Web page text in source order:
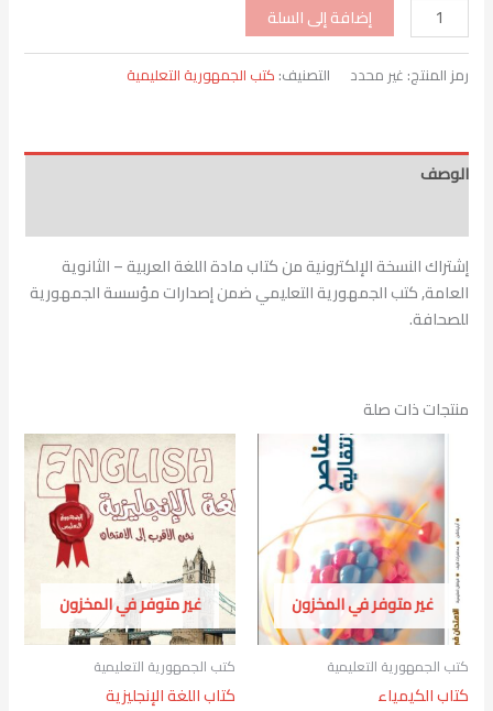
إضافة إلى السلة
رمز المنتج: غير محدد التصنيف: كتب الجمهورية التعليمية
الوصف
إشتراك النسخة الإلكترونية من كتاب مادة اللغة العربية – الثانوية
العامة, كتب الجمهورية التعليمي ضمن إصدارات مؤسسة الجمهورية
للصحافة.
منتجات ذات صلة
غير متوفر في المخزون
كتب الجمهورية التعليمية
كتاب الكيمياء
غير متوفر في المخزون
كتب الجمهورية التعليمية
كتاب اللغة الإنجليزية
نطاق
السعر:
من
خلال